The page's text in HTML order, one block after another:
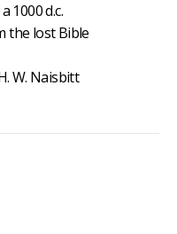
1000 d.c.
the lost Bible
W. Naisbitt